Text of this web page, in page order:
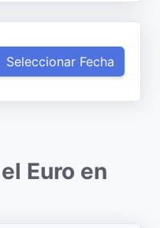
Seleccionar Fecha
Euro en